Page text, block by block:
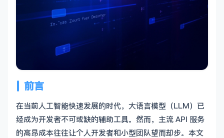
前言
在当前人工智能快速发展的时代，大语言模型（LLM）已
经成为开发者不可或缺的辅助工具。然而，主流 API 服务
的高昂成本往往让个人开发者和小型团队望而却步。本文